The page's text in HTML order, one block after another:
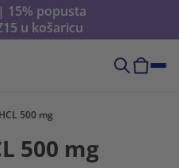
15% popusta
u košaricu
500 mg
500 mg